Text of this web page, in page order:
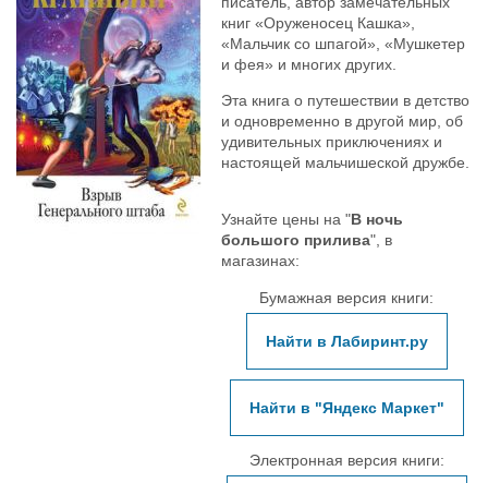
книг «Оруженосец Кашка»,
«Мальчик со шпагой», «Мушкетер
и фея» и многих других.
Эта книга о путешествии в детство
и одновременно в другой мир, об
удивительных приключениях и
настоящей мальчишеской дружбе.
Узнайте цены на "В ночь
большого прилива", в
магазинах:
Бумажная версия книги:
Найти в Лабиринт.ру
Найти в "Яндекс Маркет"
Электронная версия книги: